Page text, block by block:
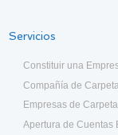
Servicios
Constituir una
Compañía de Carpeta
Empresas de
Apertura de Cuentas